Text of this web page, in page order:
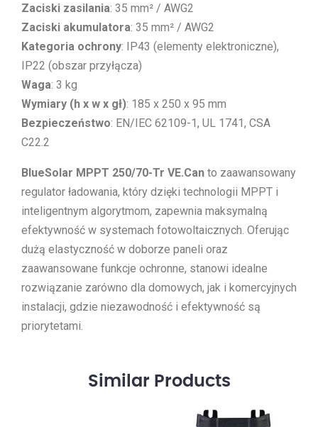
Zaciski zasilania: 35 mm² / AWG2
Zaciski akumulatora: 35 mm² / AWG2
Kategoria ochrony: IP43 (elementy elektroniczne),
IP22 (obszar przyłącza)
Waga: 3 kg
Wymiary (h x w x gł): 185 x 250 x 95 mm
Bezpieczeństwo: EN/IEC 62109-1, UL 1741, CSA
C22.2
BlueSolar MPPT 250/70-Tr VE.Can to zaawansowany
regulator ładowania, który dzięki technologii MPPT i
inteligentnym algorytmom, zapewnia maksymalną
efektywność w systemach fotowoltaicznych. Oferując
dużą elastyczność w doborze paneli oraz
zaawansowane funkcje ochronne, stanowi idealne
rozwiązanie zarówno dla domowych, jak i komercyjnych
instalacji, gdzie niezawodność i efektywność są
priorytetami.
Similar Products